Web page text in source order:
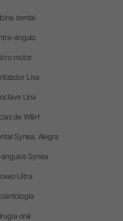
dental
ángulo
motor
Lisa
Lina
de W&H
Synea, Alegra
Synea
Ultra
oral